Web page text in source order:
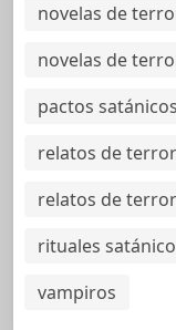
novelas de
novelas de
pactos satánicos
relatos de terror
relatos de
rituales
vampiros